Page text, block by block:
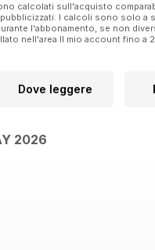
calcolati sull'acquisto
I calcoli sono solo a
l'abbonamento, se non
nell'area Il mio account fino a
Dove leggere
2026